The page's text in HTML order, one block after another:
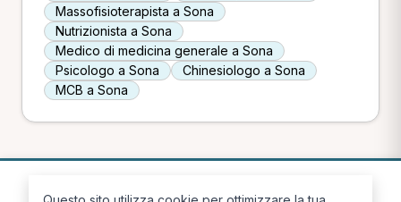
Massofisioterapista a Sona
Nutrizionista a Sona
Medico di medicina generale a Sona
Psicologo a Sona
Chinesiologo a Sona
MCB a Sona